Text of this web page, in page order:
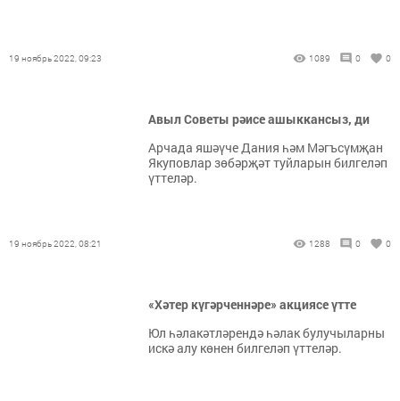
19 ноябрь 2022, 09:23 1089 0 0
Авыл Советы рәисе ашыккансыз, ди
Арчада яшәүче Дания һәм Мәгъсүмҗан
Якуповлар зөбәрҗәт туйларын билгеләп
үттеләр.
19 ноябрь 2022, 08:21 1288 0 0
«Хәтер күгәрченнәре» акциясе үтте
Юл һәлакәтләрендә һәлак булучыларны
искә алу көнен билгеләп үттеләр.